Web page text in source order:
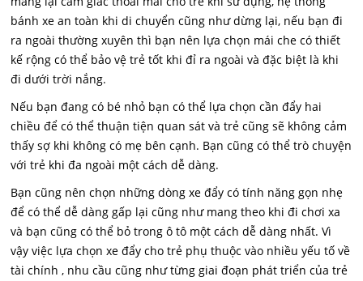
bánh xe an toàn khi di chuyển cũng như dừng lại, nếu bạn đi
ra ngoài thường xuyên thì bạn nên lựa chọn mái che có thiết
kế rộng có thể bảo vệ trẻ tốt khi đỉ ra ngoài và đặc biệt là khi
đi dưới trời nắng.
Nếu bạn đang có bé nhỏ bạn có thể lựa chọn cần đẩy hai
chiều để có thể thuận tiện quan sát và trẻ cũng sẽ không cảm
thấy sợ khi không có mẹ bên cạnh. Bạn cũng có thể trò chuyện
với trẻ khi đa ngoài một cách dễ dàng.
Bạn cũng nên chọn những dòng xe đẩy có tính năng gọn nhẹ
để có thể dễ dàng gấp lại cũng như mang theo khi đi chơi xa
và bạn cũng có thể bỏ trong ô tô một cách dễ dàng nhất. Vì
vậy việc lựa chọn xe đẩy cho trẻ phụ thuộc vào nhiều yếu tố về
tài chính , nhu cầu cũng như từng giai đoạn phát triển của trẻ